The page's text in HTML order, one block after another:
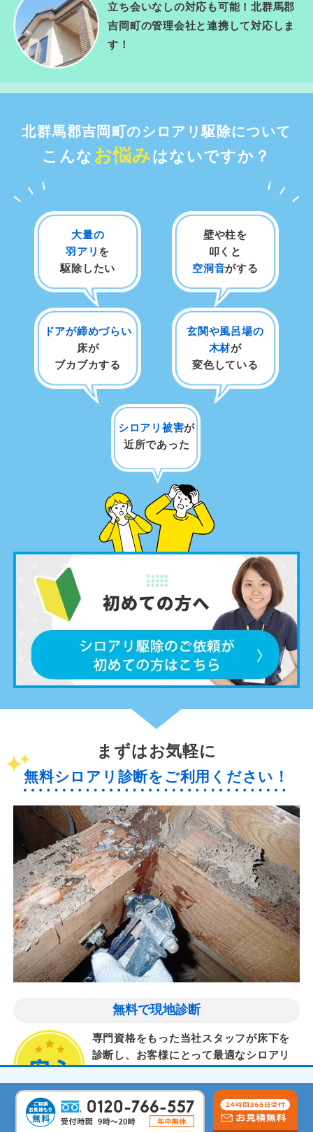
立ち会いなしの対応も可能！北群馬郡
吉岡町の管理会社と連携して対応しま
す！
北群馬郡吉岡町のシロアリ駆除について
こんな お悩みはないですか？
大量の
羽アリ を
駆除したい
壁や柱を
叩くと
空洞音がする
ドアが締めづらい
床が
ブカブカする
玄関や風呂場の
木材が
変色している
シロアリ被害が
近所であった
まずはお気軽に
無料シロアリ診断をご利用ください！
無料で現地診断
専門資格をもった当社スタッフが床下を
診断し、お客様にとって最適なシロアリ
気配りと丁寧な作業